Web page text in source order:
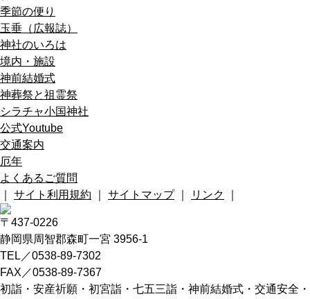
季節の便り
玉垂（広報誌）
神社のいろは
境内・施設
神前結婚式
神葬祭と祖霊祭
シラチャ小国神社
公式Youtube
交通案内
厄年
よくあるご質問
サイト利用規約 サイトマップ｜ リンク
〒437-0226
静岡県周智郡森町一宮 3956-1
TEL／0538-89-7302
FAX／0538-89-7367
初詣・安産祈願・初宮詣・七五三詣・神前結婚式・交通安全・